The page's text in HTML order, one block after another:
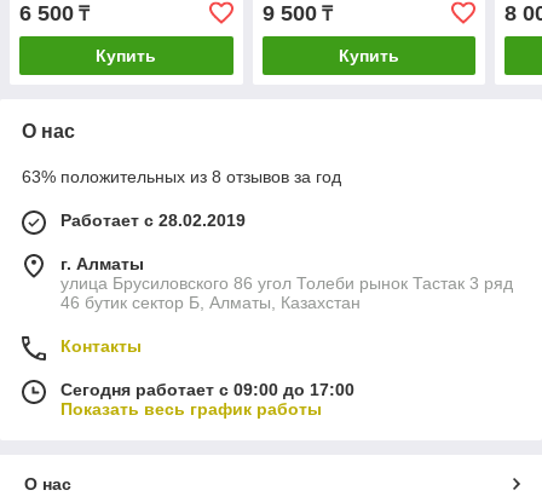
6 500 ₸
Купить
9 500₸
Купить
8
О нас
63% положительных из 8 отзывов за год
Работает с 28.02.2019
г. Алматы
улица Брусиловского 86 угол Толеби рынок Тастак 3 ряд
46 бутик сектор Б, Алматы, Казахстан
Контакты
Сегодня работает с 09:00 до 17:00
Показать весь график работы
О нас